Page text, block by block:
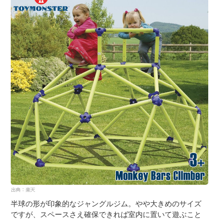
半球の形が印象的なジャングルジム。やや大きめのサイズ
ですが、スペースさえ確保できれば室内に置いて遊ぶこと